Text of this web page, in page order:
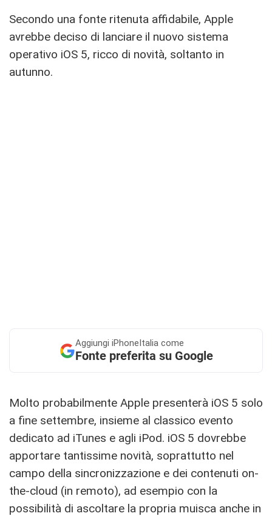
Secondo una fonte ritenuta affidabile, Apple
avrebbe deciso di lanciare il nuovo sistema
operativo iOS 5, ricco di novità, soltanto in
autunno.
Aggiungi iPhoneItalia come
Fonte preferita su Google
Molto probabilmente Apple presenterà iOS 5 solo
a fine settembre, insieme al classico evento
dedicato ad iTunes e agli iPod. iOS 5 dovrebbe
apportare tantissime novità, soprattutto nel
campo della sincronizzazione e dei contenuti on-
the-cloud (in remoto), ad esempio con la
possibilità di ascoltare la propria muisca anche in